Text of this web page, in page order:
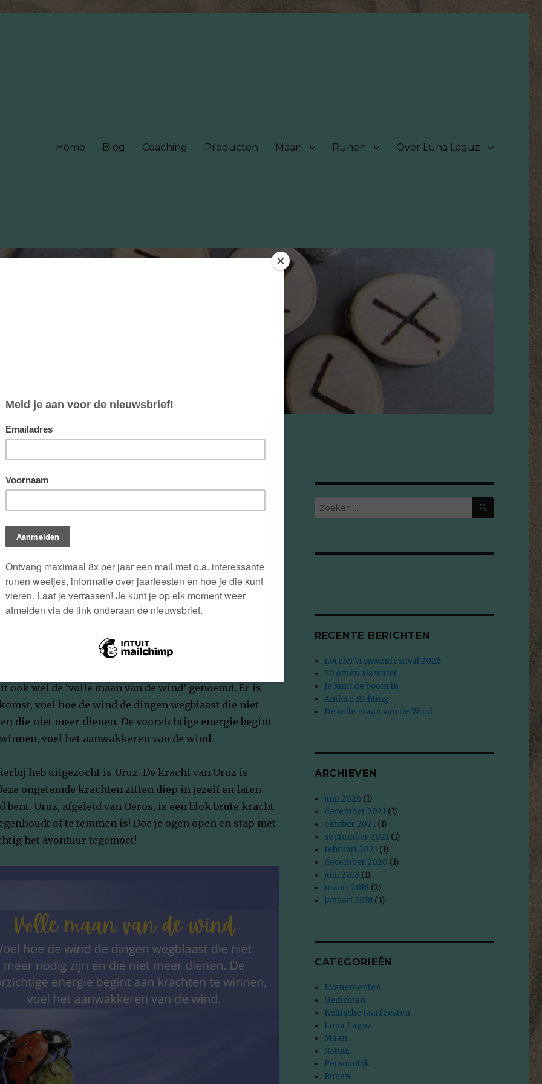
Home Blog Coaching Producten Maan Runen Over Luna Laguz
de Wind
in het teken van de volle maan van de
in jezelf aanwakkert.
maan is op zaterdag 27 februari. In de Keltische
ook wel de ‘volle maan van de wind’ genoemd. Er is
voel hoe de wind de dingen wegblaast die niet
die niet meer dienen. De voorzichtige energie begint
voel het aanwakkeren van de wind.
heb uitgezocht is Uruz. De kracht van Uruz is
ongetemde krachten zitten diep in jezelf en laten
bent. Uruz, afgeleid van Oeros, is een blok brute kracht
of te temmen is! Doe je ogen open en stap met
het avontuur tegemoet!
Zoeken
ZOEKEN
RECENTE BERICHTEN
Lorelei Vrouwenfestival 2026
Stromen als water
Je kunt de boom in
Andere Richting
De volle maan van de Wind
ARCHIEVEN
juni 2026 (1)
december 2021 (1)
oktober 2021 (1)
september 2021 (1)
februari 2021 (1)
december 2020 (1)
juni 2018 (1)
maart 2018 (2)
januari 2018 (3)
CATEGORIEËN
Evenementen
Gedichten
Keltische Jaarfeesten
Luna Laguz
Maan
Natuur
Persoonlijk
Runen